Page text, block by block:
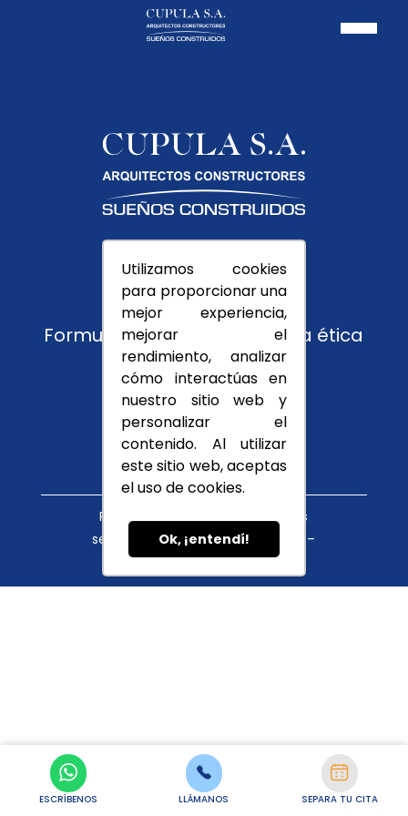
Utilizamos cookies
para proporcionar una
mejor experiencia,
mejorar el
rendimiento, analizar
cómo interactúas en
nuestro sitio web y
personalizar el
contenido. Al utilizar
este sitio web, aceptas
el uso de cookies.
Ok, ¡entendí!
ESCRÍBENOS LLÁMANOS SEPARA TU CITA
Usuarios
Trabaja con nosotros
Formulario de reporte y línea ética
Montevedra
Conócenos
Blog
Política de tratamiento de datos
servicioalcliente@cupula.com.co –
habeasdata@cupula.com.co